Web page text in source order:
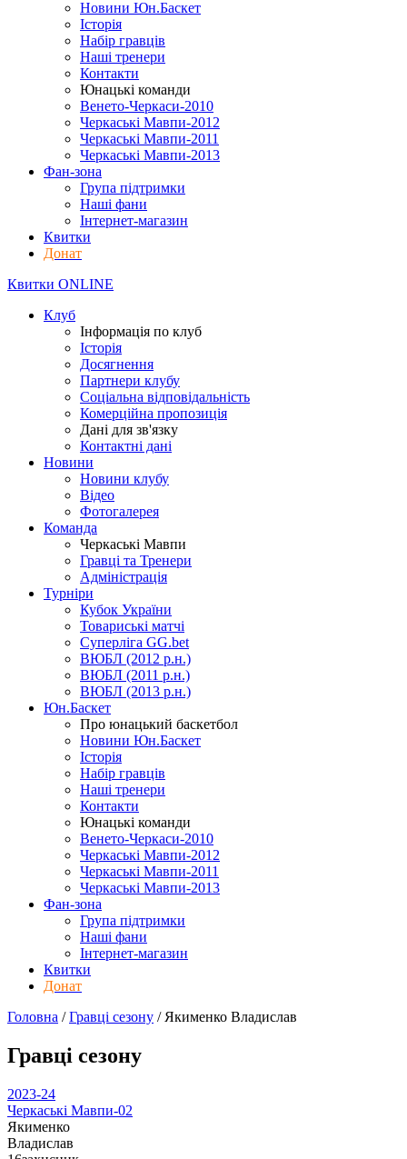
Новини Юн.Баскет
Історія
Набір гравців
Наші тренери
Контакти
Юнацькі команди
Венето-Черкаси-2010
Черкаські Мавпи-2012
Черкаські Мавпи-2011
Черкаські Мавпи-2013
Фан-зона
Група підтримки
Наші фани
Інтернет-магазин
Квитки
Донат
Квитки ONLINE
Клуб
Інформація по клуб
Історія
Досягнення
Партнери клубу
Соціальна відповідальність
Комерційна пропозиція
Дані для зв'язку
Контактні дані
Новини
Новини клубу
Відео
Фотогалерея
Команда
Черкаські Мавпи
Гравці та Тренери
Адміністрація
Турніри
Кубок України
Товариські матчі
Суперліга GG.bet
ВЮБЛ (2012 р.н.)
ВЮБЛ (2011 р.н.)
ВЮБЛ (2013 р.н.)
Юн.Баскет
Про юнацький баскетбол
Новини Юн.Баскет
Історія
Набір гравців
Наші тренери
Контакти
Юнацькі команди
Венето-Черкаси-2010
Черкаські Мавпи-2012
Черкаські Мавпи-2011
Черкаські Мавпи-2013
Фан-зона
Група підтримки
Наші фани
Інтернет-магазин
Квитки
Донат
Головна /Гравці сезону / Якименко Владислав
Гравці сезону
2023-24
Черкаські Мавпи-02
Якименко
Владислав